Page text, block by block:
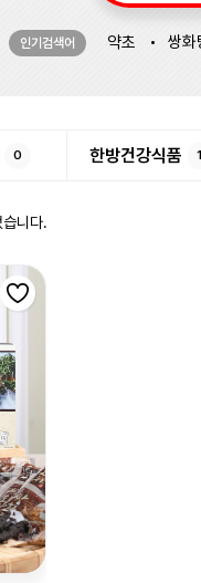
인기검색어 약초 쌍화
0 한방건강식품 1
니다.